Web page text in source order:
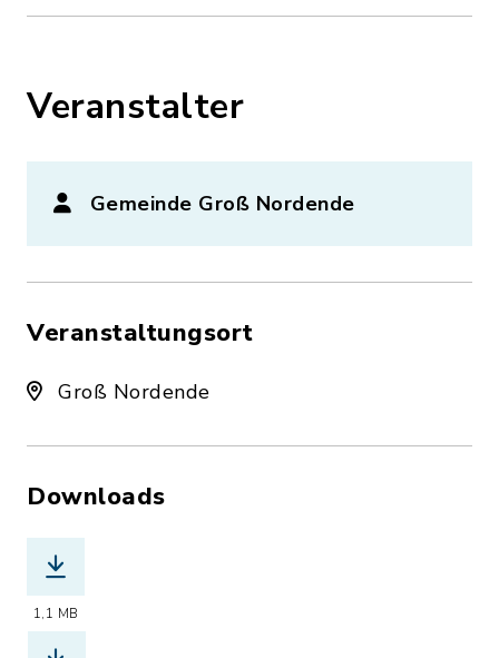
Veranstalter
Gemeinde Groß Nordende
Veranstaltungsort
Groß Nordende
Downloads
1,1 MB